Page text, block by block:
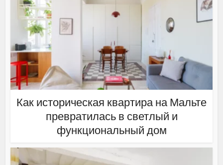
Как историческая квартира на Мальте
превратилась в светлый и
функциональный дом